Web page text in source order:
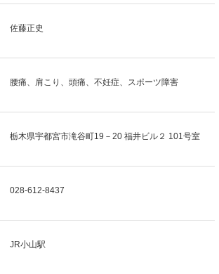
佐藤正史
腰痛、肩こり、頭痛、不妊症、スポーツ障害
栃木県宇都宮市滝谷町19－20 福井ビル２ 101号室
028-612-8437
JR小山駅